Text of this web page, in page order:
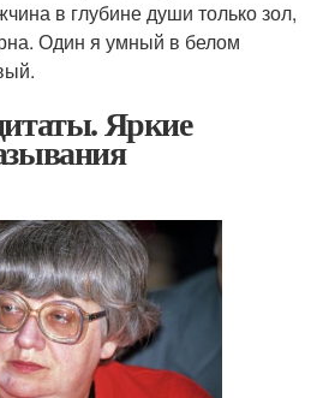
в глубине души только зол,
Один я умный в белом
Яркие